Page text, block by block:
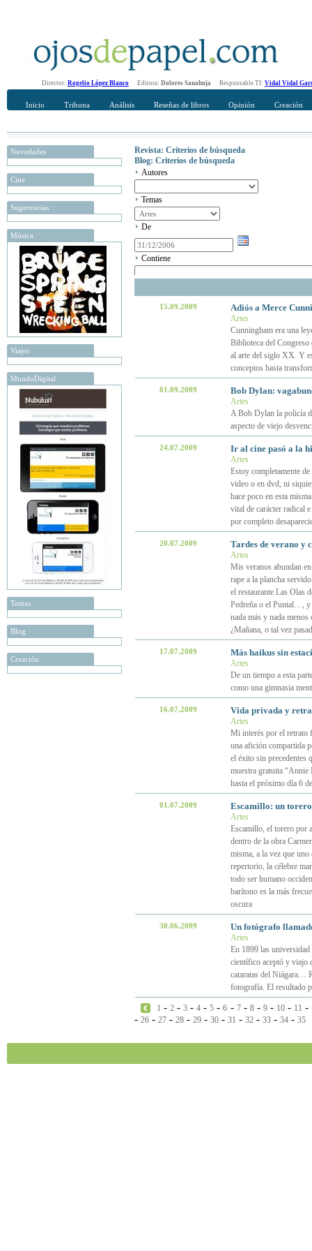
Director: Rogelio López Blanco Editora: Dolores Sanahuja Responsable TI: Vidal Vidal
Inicio Tribuna Análisis Reseñas de libros Opinión Creación
Novedades
Cine
Sugerencias
Música
Viajes
MundoDigital
Temas
Blog
Creación
Revista: Criterios de búsqueda
Blog: Criterios de búsqueda
Autores
Temas
De
Contiene
15.09.2009 Adiós a Merce
Artes
Cunningham era una
Biblioteca del
al arte del siglo XX. Y
conceptos hasta
01.09.2009 Bob Dylan:
Artes
A Bob Dylan la policía
aspecto de viejo
24.07.2009 Ir al cine pasó a la
Artes
Estoy completamente
video o en dvd, ni
hace poco en esta
vital de carácter radical
por completo
20.07.2009 Tardes de verano y
Artes
Mis veranos abundan
rape a la plancha
el restaurante Las Olas
Pedreña o el Puntal…, y
nada más y nada
¿Mañana, o tal vez
17.07.2009 Más haikus sin
Artes
De un tiempo a esta
como una gimnasia
16.07.2009 Vida privada y
Artes
Mi interés por el retrato
una afición compartida
el éxito sin precedentes
muestra gratuita “Annie
hasta el próximo día 6
01.07.2009 Escamillo: un
Artes
Escamillo, el torero por
dentro de la obra
misma, a la vez que
repertorio, la célebre
todo ser humano
barítono es la más
oscura
30.06.2009 Un fotógrafo
Artes
En 1899 las
científico aceptó y viajo
cataratas del Niágara…
fotografía. El resultado
1 -2 -3 -4 -5 -6 - 7- 8- 9- 10- 11 -
- 26 - 27 - 28 - 29 - 30 - 31 - 32 - 33 - 34 - 35